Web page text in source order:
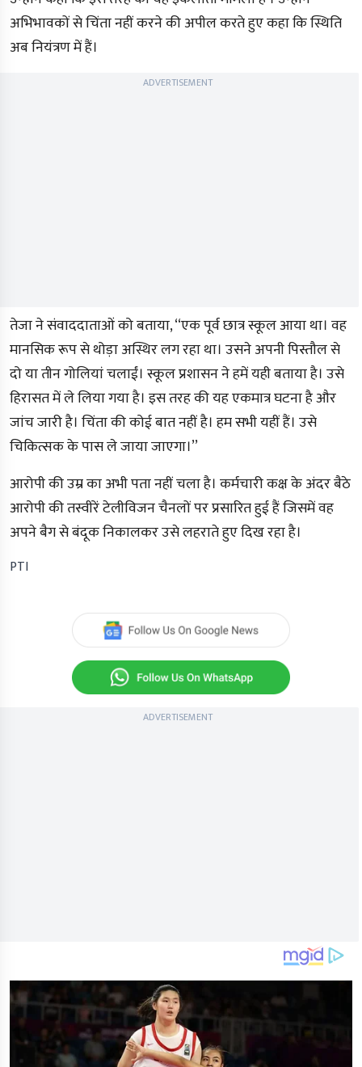
अभिभावकों से चिंता नहीं करने की अपील करते हुए कहा कि स्थिति
अब नियंत्रण में हैं।
ADVERTISEMENT
तेजा ने संवाददाताओं को बताया, ‘‘एक पूर्व छात्र स्कूल आया था। वह
मानसिक रूप से थोड़ा अस्थिर लग रहा था। उसने अपनी पिस्तौल से
दो या तीन गोलियां चलाईं। स्कूल प्रशासन ने हमें यही बताया है। उसे
हिरासत में ले लिया गया है। इस तरह की यह एकमात्र घटना है और
जांच जारी है। चिंता की कोई बात नहीं है। हम सभी यहीं हैं। उसे
चिकित्सक के पास ले जाया जाएगा।’’
आरोपी की उम्र का अभी पता नहीं चला है। कर्मचारी कक्ष के अंदर बैठे
आरोपी की तस्वीरें टेलीविजन चैनलों पर प्रसारित हुई हैं जिसमें वह
अपने बैग से बंदूक निकालकर उसे लहराते हुए दिख रहा है।
PTI
ADVERTISEMENT